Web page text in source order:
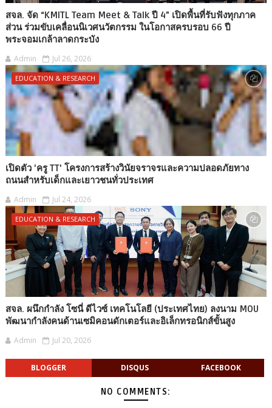
สจล. จัด “KMITL Team Meet & Talk ปี 4” เปิดพื้นที่รับฟังทุกภาค
ส่วน ร่วมขับเคลื่อนนิเวศนวัตกรรม ในโอกาสครบรอบ 66 ปี
พระจอมเกล้าลาดกระบัง
Admin Jul 26, 2026
EDUCATION & RESEARCH
เปิดตัว 'ครู TT' โครงการสร้างวินัยจราจรและความปลอดภัยทาง
ถนนสำหรับเด็กและเยาวชนทั่วประเทศ
Admin Jul 24, 2026
EDUCATION & RESEARCH
สจล. ผนึกกำลัง โซนี่ ดีไวซ์ เทคโนโลยี (ประเทศไทย) ลงนาม MOU
พัฒนากำลังคนด้านเซมิคอนดักเตอร์และอิเล็กทรอนิกส์ขั้นสูง
Admin Jul 20, 2026
BLOGGER DISQUS FACEBOOK
NO COMMENTS: